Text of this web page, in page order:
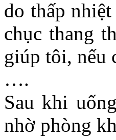
do thấp
chục thang
giúp tôi, nếu
….
Sau khi
nhờ phòng